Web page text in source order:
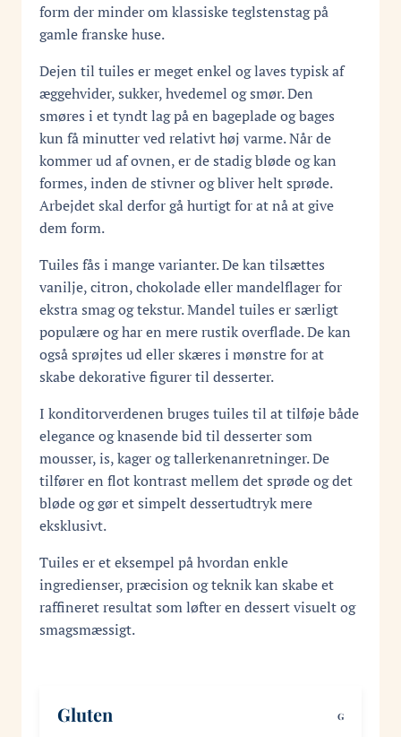
form der minder om klassiske teglstenstag på
gamle franske huse.
Dejen til tuiles er meget enkel og laves typisk af
æggehvider, sukker, hvedemel og smør. Den
smøres i et tyndt lag på en bageplade og bages
kun få minutter ved relativt høj varme. Når de
kommer ud af ovnen, er de stadig bløde og kan
formes, inden de stivner og bliver helt sprøde.
Arbejdet skal derfor gå hurtigt for at nå at give
dem form.
Tuiles fås i mange varianter. De kan tilsættes
vanilje, citron, chokolade eller mandelflager for
ekstra smag og tekstur. Mandel tuiles er særligt
populære og har en mere rustik overflade. De kan
også sprøjtes ud eller skæres i mønstre for at
skabe dekorative figurer til desserter.
I konditorverdenen bruges tuiles til at tilføje både
elegance og knasende bid til desserter som
mousser, is, kager og tallerkenanretninger. De
tilfører en flot kontrast mellem det sprøde og det
bløde og gør et simpelt dessertudtryk mere
eksklusivt.
Tuiles er et eksempel på hvordan enkle
ingredienser, præcision og teknik kan skabe et
raffineret resultat som løfter en dessert visuelt og
smagsmæssigt.
Gluten G